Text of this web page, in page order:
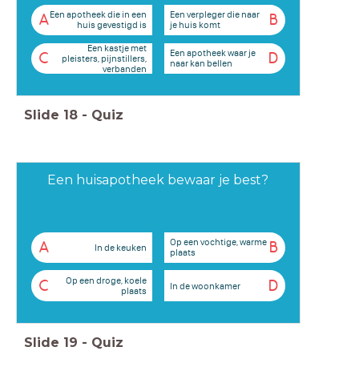
AEen apotheek die in een
huis gevestigd is
B
Een verpleger die naar
je huis komt
C
Een kastje met
pleisters, pijnstillers,
verbanden
D
Een apotheek waar je
naar kan bellen
Slide 18 - Quiz
Een huisapotheek bewaar je best?
A In de keuken B
Op een vochtige, warme
plaats
C
Op een droge, koele
plaats
D
In de woonkamer
Slide 19 - Quiz